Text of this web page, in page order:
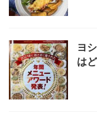
ヨ
は